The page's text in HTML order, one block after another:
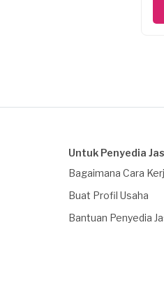
Untuk Penyedia
Bagaimana Cara
Buat Profil Usaha
Bantuan Penyedia